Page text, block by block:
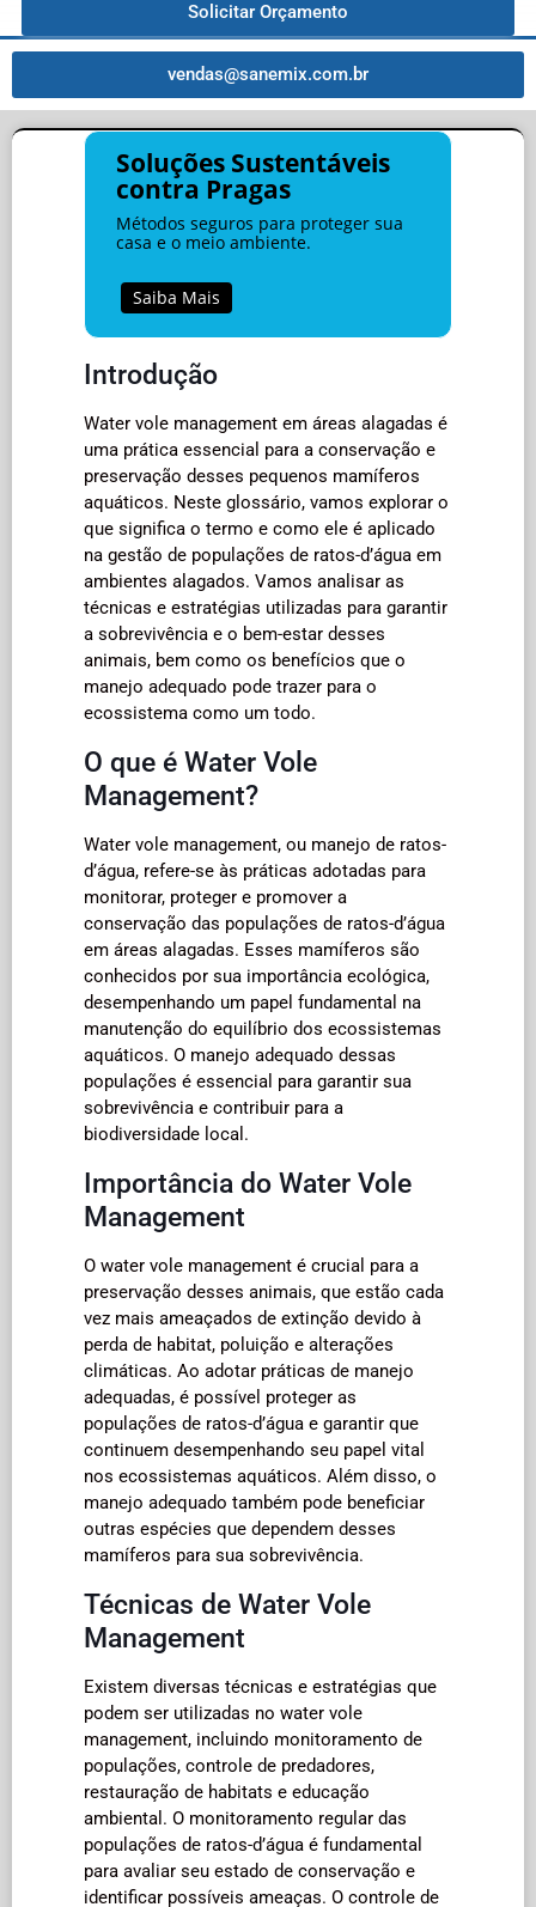
Solicitar Orçamento
vendas@sanemix.com.br
Soluções Sustentáveis
contra Pragas
Métodos seguros para proteger sua
casa e o meio ambiente.
Saiba Mais
Introdução
Water vole management em áreas alagadas é
uma prática essencial para a conservação e
preservação desses pequenos mamíferos
aquáticos. Neste glossário, vamos explorar o
que significa o termo e como ele é aplicado
na gestão de populações de ratos-d’água em
ambientes alagados. Vamos analisar as
técnicas e estratégias utilizadas para garantir
a sobrevivência e o bem-estar desses
animais, bem como os benefícios que o
manejo adequado pode trazer para o
ecossistema como um todo.
O que é Water Vole
Management?
Water vole management, ou manejo de ratos-
d’água, refere-se às práticas adotadas para
monitorar, proteger e promover a
conservação das populações de ratos-d’água
em áreas alagadas. Esses mamíferos são
conhecidos por sua importância ecológica,
desempenhando um papel fundamental na
manutenção do equilíbrio dos ecossistemas
aquáticos. O manejo adequado dessas
populações é essencial para garantir sua
sobrevivência e contribuir para a
biodiversidade local.
Importância do Water Vole
Management
O water vole management é crucial para a
preservação desses animais, que estão cada
vez mais ameaçados de extinção devido à
perda de habitat, poluição e alterações
climáticas. Ao adotar práticas de manejo
adequadas, é possível proteger as
populações de ratos-d’água e garantir que
continuem desempenhando seu papel vital
nos ecossistemas aquáticos. Além disso, o
manejo adequado também pode beneficiar
outras espécies que dependem desses
mamíferos para sua sobrevivência.
Técnicas de Water Vole
Management
Existem diversas técnicas e estratégias que
podem ser utilizadas no water vole
management, incluindo monitoramento de
populações, controle de predadores,
restauração de habitats e educação
ambiental. O monitoramento regular das
populações de ratos-d’água é fundamental
para avaliar seu estado de conservação e
identificar possíveis ameaças. O controle de